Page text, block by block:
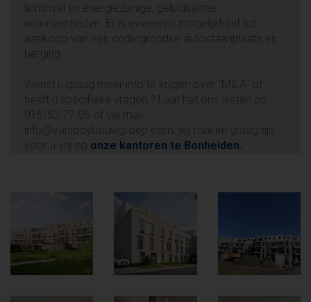
lichtinval en energiezuinige, geluidsarme
wooneenheden. Er is eveneens mogelijkheid tot
aankoop van een ondergrondse autostaanplaats en
berging.
Wenst u graag meer info te krijgen over "MILA" of
heeft u specifieke vragen ? Laat het ons weten op
015/52.77.05 of via mail :
info@vanlooybouwgroep.com, wij maken graag tijd
voor u vrij op onze kantoren te Bonheiden.